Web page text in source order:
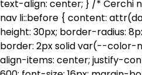
text-align: center; } /* Cerchi
nav li::before { content:
height: 30px; border-radius:
border: 2px solid var(--color-
align-items: center; justify-